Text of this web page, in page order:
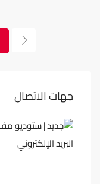
جهات الاتصال
البريد الإلكتروني